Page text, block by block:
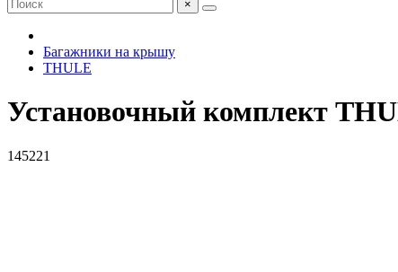
×
Багажники на крышу
THULE
Установочный комплект
145221